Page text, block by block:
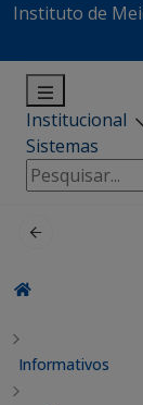
Instituto de
Institucional
Sistemas
Pesquisar
por:
Informativos